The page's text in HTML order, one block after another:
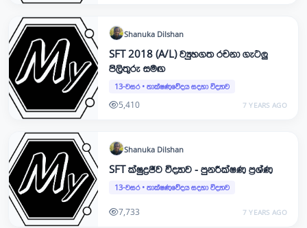
Shanuka Dilshan
SFT 2018 (A/L) ව්‍යුහගත රචනා ගැටලු
පිලිතුරු සමඟ
13-වසර• තාක්ෂණවේදය සදහා විද්‍යාව
5,410 7 YEARS AGO
Shanuka Dilshan
SFT ක්ෂුද්‍රජීව විද්‍යාව - පුනරීක්ෂණ ප්‍රශ්ණ
13-වසර• තාක්ෂණවේදය සදහා විද්‍යාව
7,733 7 YEARS AGO